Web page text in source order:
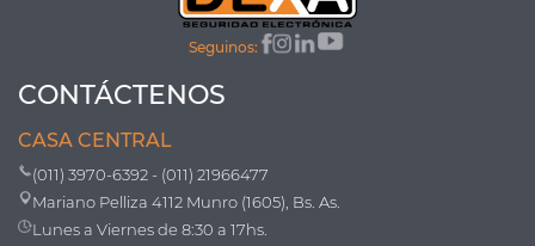
Seguinos:
CONTÁCTENOS
CASA CENTRAL
(011) 3970-6392 - (011) 21966477
Mariano Pelliza 4112 Munro (1605), Bs. As.
Lunes a Viernes de 8:30 a 17hs.